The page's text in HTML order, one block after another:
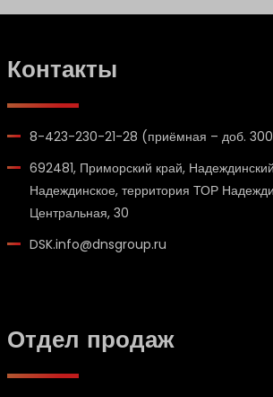
Контакты
8-423-230-21-28 (приёмная – доб.
692481, Приморский край,
Надеждинское, территория ТОР
Центральная, 30
DSK.info@dnsgroup.ru
Отдел продаж